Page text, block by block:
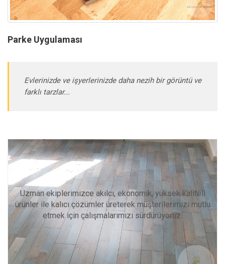
Parke Uygulaması
Evlerinizde ve işyerlerinizde daha nezih bir görüntü ve
farklı tarzlar...
Diğer Hizmetlerimiz
Uzman ekiplerimizce akılcı, ekonomik, yüksek kaliteli
ürünler ile kalıcı çözümler üreterek müşterilerimizi mutlu
etmek için çalışmalarımızı sürdürüyoruz.